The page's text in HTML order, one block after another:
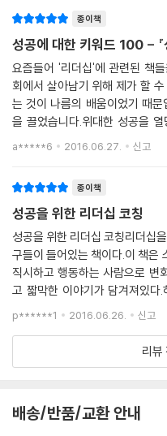
다. 그는 내가 아이디어와 꿈만을
는 사람으로 변신하는 데 결정적
-라다미스 소토(월스트리트저널
스티브 챈들러는 그의 내면에서
것이다. 그가 알려주는 방법들은
종이책
성공에 대한 키워드 100 - 『
요즘들어 '리더십'에 관련된 책
회에서 살아남기 위해 제가 할
는 것이 나름의 배움이었기 때
을 끌었습니다.위대한 성공을
성공을 위한 열망이 이 책을 보
a*****6 2016.06.27. 신고
종이책
성공을 위한 리더십 코칭
성공을 위한 리더십 코칭리더십
구들이 들어있는 책이다.이 책은
직시하고 행동하는 사람으로 변
고 짧막한 이야기가 담겨져있다
이론이 아니라고 한다.바로 실행
이 책을 통해서 방
p******1 2016.06.26. 신고
리뷰
배송/반품/교환 안내